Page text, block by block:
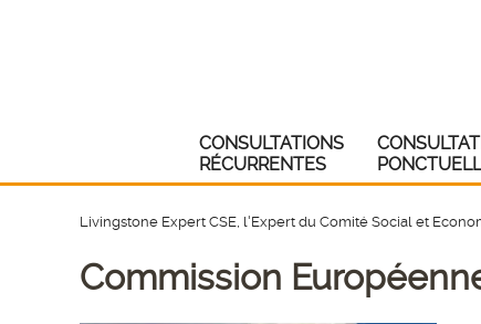
CONSULTATIONS
RÉCURRENTES
Livingstone Expert CSE, l'Expert du Comité Social et
Commission